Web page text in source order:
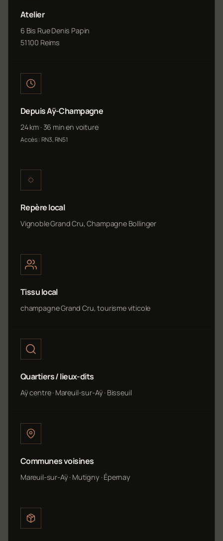
Atelier
6 Bis Rue Denis Papin
51100 Reims
Depuis Aÿ-Champagne
24 km · 36 min en voiture
Accès : RN3, RN51
Repère local
Vignoble Grand Cru, Champagne Bollinger
Tissu local
champagne Grand Cru, tourisme viticole
Quartiers / lieux-dits
Aÿ centre · Mareuil-sur-Aÿ · Bisseuil
Communes voisines
Mareuil-sur-Aÿ · Mutigny · Épernay